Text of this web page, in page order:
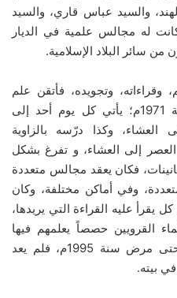
والسيد عباس قاري، والسيد
له مجالس علمية في الديار
من سائر البلاد الإسلامية.
وقراءاته، وتجويده، فأتقن علم
التجويد، وبدأ بتدريسه بفاس سنة 1971م؛ يأتي كل يوم أحد إلى
وكذا درّسه بالزاوية
إلى العشاء، و تفرغ بشكل
فكان يعقد مجالس متعددة
وفي أماكن مختلفة، وكان
يقرأ عليه القراءة التي يريدها،
القرويين حصصاً يعلمهم فيها
التجويد، وبقي على هذه الحال حتى مرض سنة 1995م، فلم يعد
بيته.